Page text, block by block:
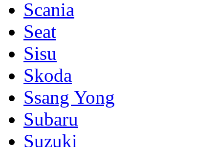
Scania
Seat
Sisu
Skoda
Ssang Yong
Subaru
Suzuki